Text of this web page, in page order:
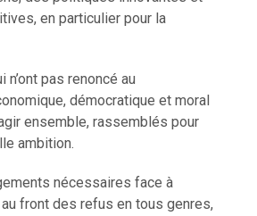
en particulier pour la
pas renoncé au
démocratique et moral
ensemble, rassemblés pour
ambition.
nécessaires face à
au front des refus en tous genres,